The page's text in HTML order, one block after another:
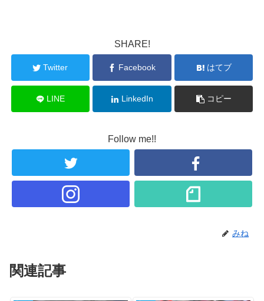
SHARE!
Twitter Facebook はてブ
LINE LinkedIn コピー
Follow me!!
みね
関連記事